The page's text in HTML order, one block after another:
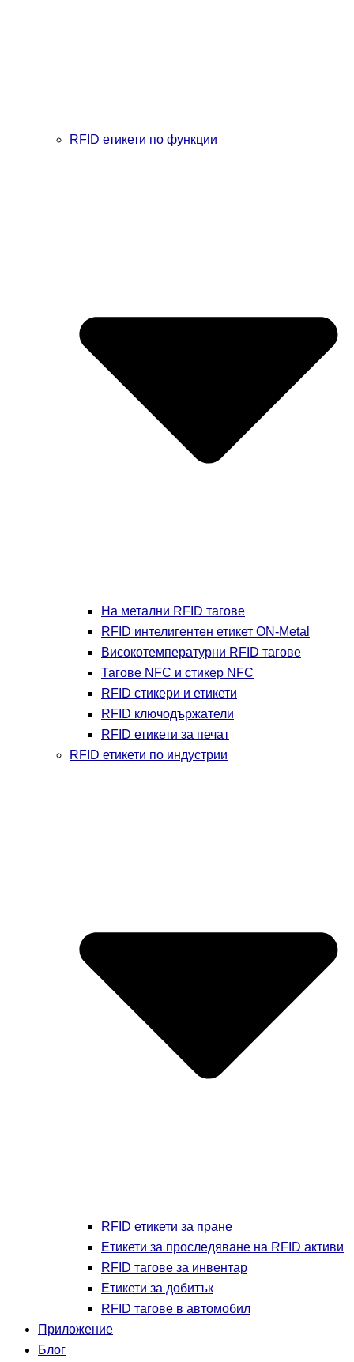
RFID етикети по функции
На метални RFID тагове
RFID интелигентен етикет ON-Metal
Високотемпературни RFID тагове
Тагове NFC и стикер NFC
RFID стикери и етикети
RFID ключодържатели
RFID етикети за печат
RFID етикети по индустрии
RFID етикети за пране
Етикети за проследяване на RFID активи
RFID тагове за инвентар
Етикети за добитък
RFID тагове в автомобил
Приложение
Блог